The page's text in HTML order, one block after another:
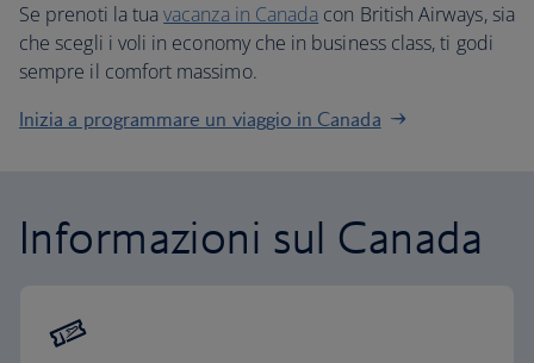
Se prenoti la tuavacanza in Canada con British Airways, sia
che scegli i voli in economy che in business class, ti godi
sempre il comfort massimo.
Inizia a programmare un viaggio in Canada
Informazioni sul Canada